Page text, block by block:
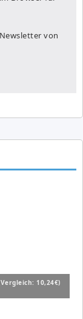
von
10,24€)